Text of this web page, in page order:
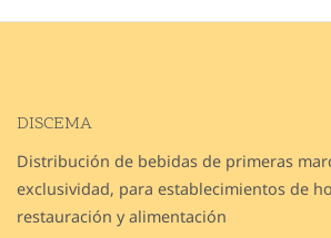
DISCEMA
Distribución de bebidas de primeras
exclusividad, para establecimientos de
restauración y alimentación